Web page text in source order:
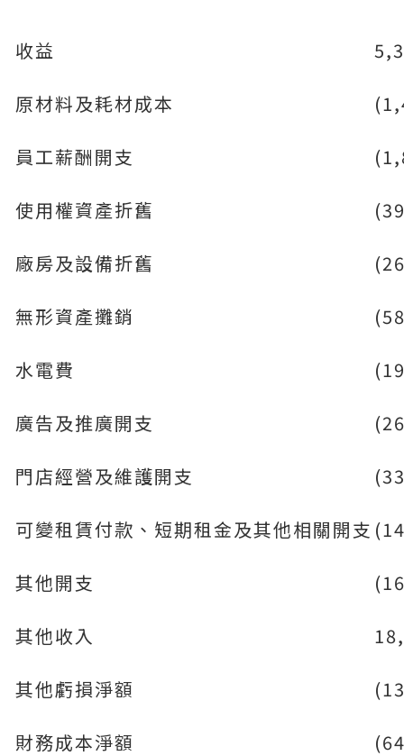
收益
原材料及耗材成本
員工薪酬開支
使用權資產折舊
廠房及設備折舊
無形資產攤銷
水電費
廣告及推廣開支
門店經營及維護開支
可變租賃付款、短期租金及其他相關開支
其他開支
其他收入
其他虧損淨額
財務成本淨額